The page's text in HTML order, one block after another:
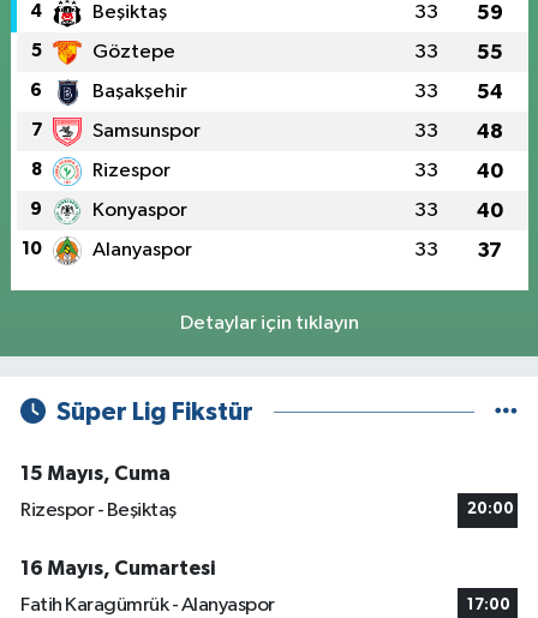
4 Beşiktaş 33 59
5 Göztepe 33 55
6 Başakşehir 33 54
7 Samsunspor 33 48
8 Rizespor 33 40
9 Konyaspor 33 40
10 Alanyaspor 33 37
Detaylar için tıklayın
Süper Lig Fikstür
15 Mayıs, Cuma
Rizespor - Beşiktaş
20:00
16 Mayıs, Cumartesi
Fatih Karagümrük - Alanyaspor
17:00